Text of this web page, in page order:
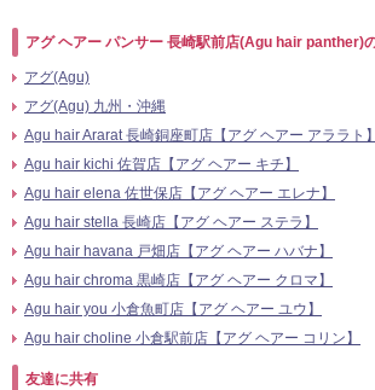
アグ ヘアー パンサー 長崎駅前店(Agu hair panther)
アグ(Agu)
アグ(Agu) 九州・沖縄
Agu hair Ararat 長崎銅座町店【アグ ヘアー アララト】
Agu hair kichi 佐賀店【アグ ヘアー キチ】
Agu hair elena 佐世保店【アグ ヘアー エレナ】
Agu hair stella 長崎店【アグ ヘアー ステラ】
Agu hair havana 戸畑店【アグ ヘアー ハバナ】
Agu hair chroma 黒崎店【アグ ヘアー クロマ】
Agu hair you 小倉魚町店【アグ ヘアー ユウ】
Agu hair choline 小倉駅前店【アグ ヘアー コリン】
友達に共有